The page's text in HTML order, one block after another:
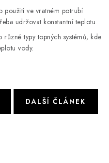
použití ve vratném potrubí
udržovat konstantní teplotu.
různé typy topných systémů, kde
vody.
DALŠÍ ČLÁNEK